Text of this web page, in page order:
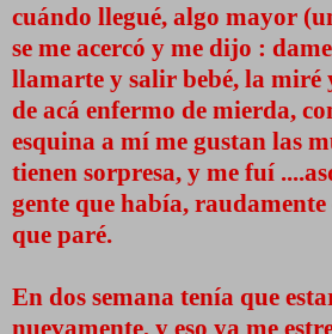
cuándo llegué, algo mayor
se me acercó y me dijo :
llamarte y salir bebé, la miré
de acá enfermo de mierda,
esquina a mí me gustan las
tienen sorpresa, y me fuí
gente que había,
que paré.
En dos semana tenía que
nuevamente, y eso ya me